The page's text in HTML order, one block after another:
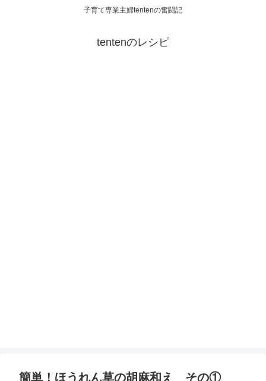
子育て専業主婦tentenの奮闘記
tentenのレシピ
簡単！ほうれん草の胡麻和え その①